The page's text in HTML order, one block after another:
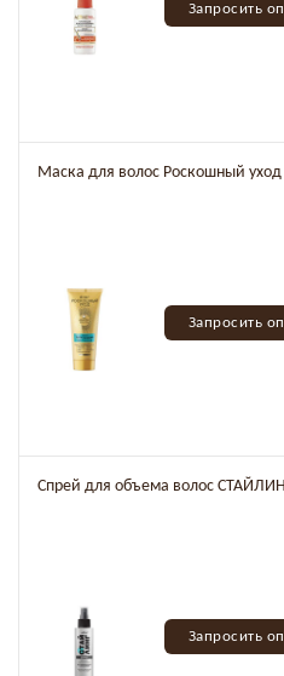
Запросить
Маска для волос Роскошный уход
Запросить
Спрей для объема волос
Запросить